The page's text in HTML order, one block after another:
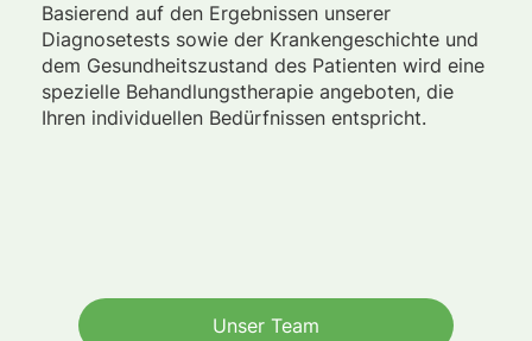
Basierend auf den Ergebnissen unserer
Diagnosetests sowie der Krankengeschichte und
dem Gesundheitszustand des Patienten wird eine
spezielle Behandlungstherapie angeboten, die
Ihren individuellen Bedürfnissen entspricht.
Unser Team